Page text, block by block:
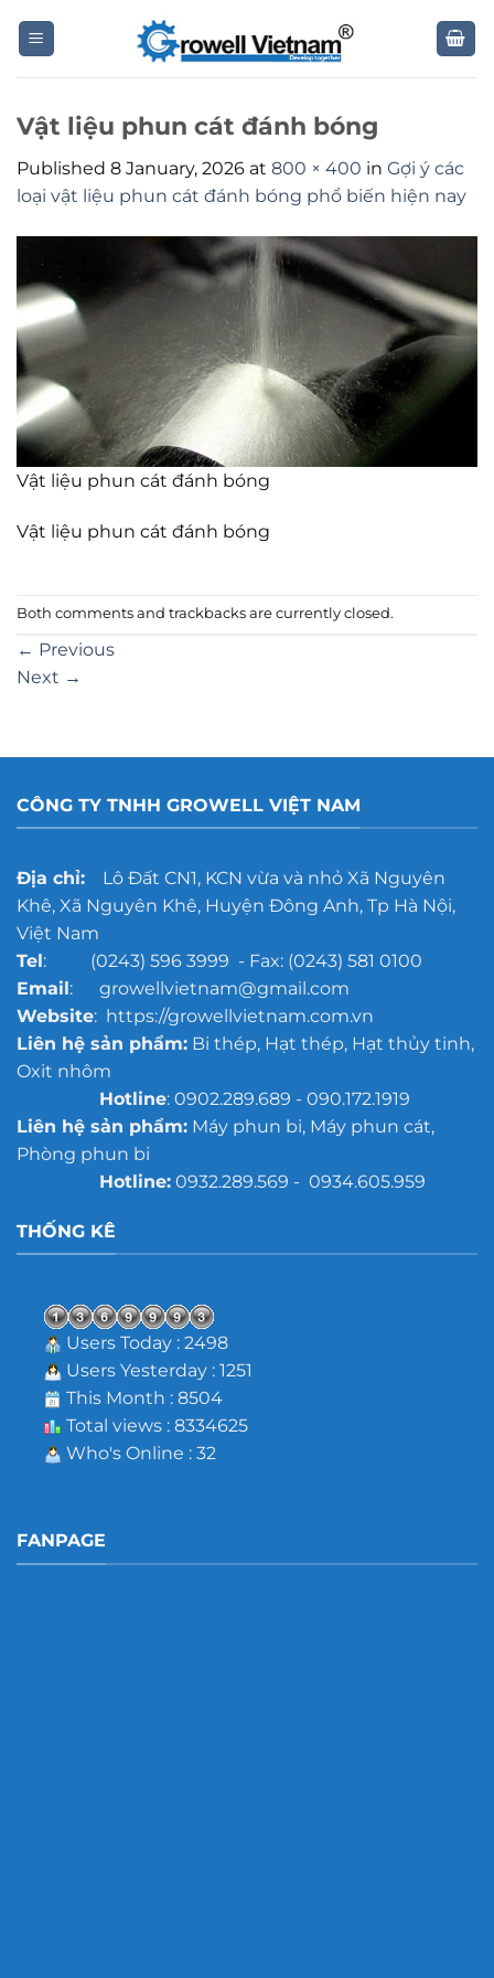
Vật liệu phun cát đánh bóng
Published 8 January, 2026 at 800 × 400 in Gợi ý các
loại vật liệu phun cát đánh bóng phổ biến hiện nay
Vật liệu phun cát đánh bóng
Vật liệu phun cát đánh bóng
Both comments and trackbacks are currently closed.
← Previous
Next →
CÔNG TY TNHH GROWELL VIỆT NAM
Địa chỉ:Lô Đất CN1, KCN vừa và nhỏ Xã Nguyên
Khê, Xã Nguyên Khê, Huyện Đông Anh, Tp Hà Nội,
Việt Nam
Tel: (0243) 596 3999 - Fax: (0243) 581 0100
Email: growellvietnam@gmail.com
Website: https://growellvietnam.com.vn
Liên hệ sản phẩm:Bi thép, Hạt thép, Hạt thủy tinh,
Oxit nhôm
Hotline: 0902.289.689 - 090.172.1919
Liên hệ sản phẩm:Máy phun bi, Máy phun cát,
Phòng phun bi
Hotline:0932.289.569 - 0934.605.959
THỐNG KÊ
Users Today : 2498
Users Yesterday : 1251
This Month : 8504
Total views : 8334625
Who's Online : 32
FANPAGE